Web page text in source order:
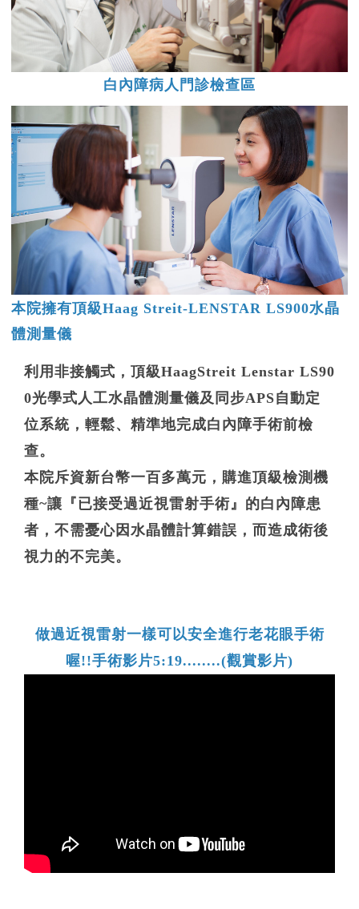
白內障病人門診檢查區
本院擁有頂級Haag Streit-LENSTAR LS900水晶
體測量儀
利用非接觸式，頂級HaagStreit Lenstar LS90
0光學式人工水晶體測量儀及同步APS自動定
位系統，輕鬆、精準地完成白內障手術前檢
查。
本院斥資新台幣一百多萬元，購進頂級檢測機
種~讓『已接受過近視雷射手術』的白內障患
者，不需憂心因水晶體計算錯誤，而造成術後
視力的不完美。
做過近視雷射一樣可以安全進行老花眼手術
喔!!手術影片5:19........(觀賞影片)